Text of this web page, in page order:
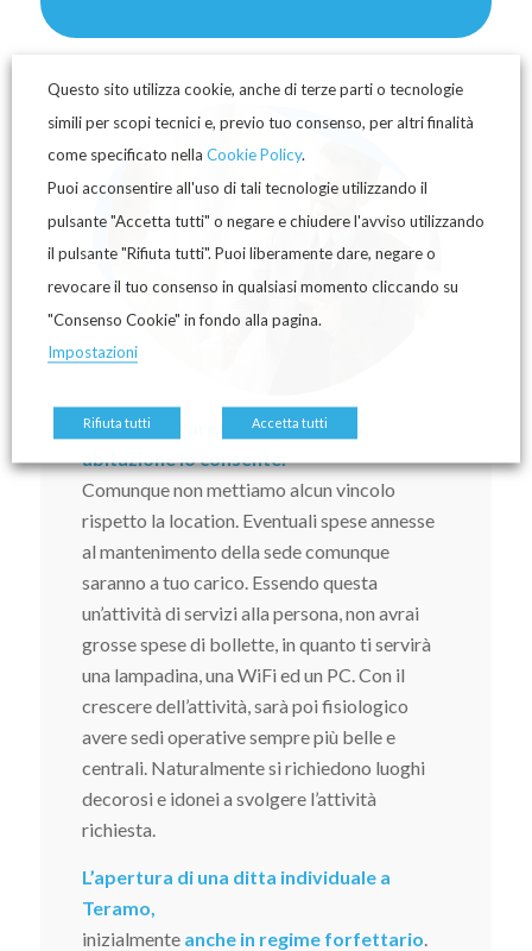
Potrai lavorare da casa se la tua
abitazione lo consente.
Comunque non mettiamo alcun vincolo
rispetto la location. Eventuali spese annesse
al mantenimento della sede comunque
saranno a tuo carico. Essendo questa
un’attività di servizi alla persona, non avrai
grosse spese di bollette, in quanto ti servirà
una lampadina, una WiFi ed un PC. Con il
crescere dell’attività, sarà poi fisiologico
avere sedi operative sempre più belle e
centrali. Naturalmente si richiedono luoghi
decorosi e idonei a svolgere l’attività
richiesta.
L’apertura di una ditta individuale a
Teramo,
inizialmente anche in regime forfettario
Questo sito utilizza cookie, anche di terze parti o tecnologie
simili per scopi tecnici e, previo tuo consenso, per altri finalità
come specificato nella Cookie Policy.
Puoi acconsentire all'uso di tali tecnologie utilizzando il
pulsante "Accetta tutti" o negare e chiudere l'avviso utilizzando
il pulsante "Rifiuta tutti". Puoi liberamente dare, negare o
revocare il tuo consenso in qualsiasi momento cliccando su
"Consenso Cookie" in fondo alla pagina.
Impostazioni
Rifiuta tutti Accetta tutti